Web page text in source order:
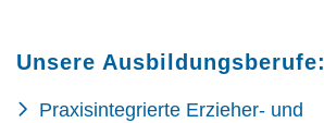
Unsere Ausbildungsberufe:
Praxisintegrierte Erzieher- und